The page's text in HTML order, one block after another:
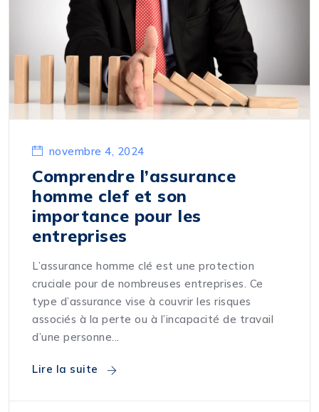
novembre 4, 2024
Comprendre l’assurance
homme clef et son
importance pour les
entreprises
L’assurance homme clé est une protection
cruciale pour de nombreuses entreprises. Ce
type d’assurance vise à couvrir les risques
associés à la perte ou à l’incapacité de travail
d’une personne...
Lire la suite